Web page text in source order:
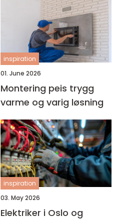
inspiration
01. June 2026
Montering peis trygg
varme og varig løsning
inspiration
03. May 2026
Elektriker i Oslo og